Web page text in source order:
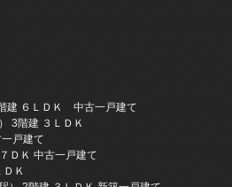
建 ６ＬＤＫ 中古一戸建て
3階建 ３ＬＤＫ
戸建て
ＤＫ 中古一戸建て
Ｋ